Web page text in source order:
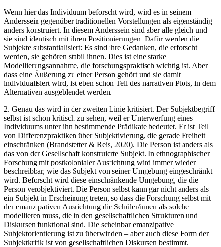
Wenn hier das Individuum beforscht wird, wird es in seinem
Anderssein gegenüber traditionellen Vorstellungen als eigenständig
anders konstruiert. In diesem Anderssein sind aber alle gleich und
sie sind identisch mit ihren Positionierungen. Dafür werden die
Subjekte substantialisiert: Es sind ihre Gedanken, die erforscht
werden, sie gehören stabil ihnen. Dies ist eine starke
Modellierungsannahme, die forschungspraktisch wichtig ist. Aber
dass eine Äußerung zu einer Person gehört und sie damit
individualisiert wird, ist eben schon Teil des narrativen Plots, in dem
Alternativen ausgeblendet werden.
2. Genau das wird in der zweiten Linie kritisiert. Der Subjektbegriff
selbst ist schon kritisch zu sehen, weil er Unterwerfung eines
Individuums unter ihn bestimmende Prädikate bedeutet. Er ist Teil
von Differenzpraktiken über Subjektivierung, die gerade Freiheit
einschränken (Brandstetter & Reis, 2020). Die Person ist anders als
das von der Gesellschaft konstruierte Subjekt. In ethnographischer
Forschung mit postkolonialer Ausrichtung wird immer wieder
beschreibbar, wie das Subjekt von seiner Umgebung eingeschränkt
wird. Beforscht wird diese einschränkende Umgebung, die die
Person verobjektiviert. Die Person selbst kann gar nicht anders als
ein Subjekt in Erscheinung treten, so dass die Forschung selbst mit
der emanzipativen Ausrichtung die Schüler/innen als solche
modellieren muss, die in den gesellschaftlichen Strukturen und
Diskursen funktional sind. Die scheinbar emanzipative
Subjektorientierung ist zu überwinden – aber auch diese Form der
Subjektkritik ist von gesellschaftlichen Diskursen bestimmt.